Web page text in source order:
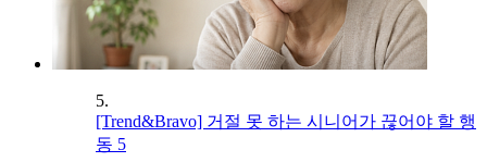
5.
[Trend&Bravo] 거절 못 하는 시니어가 끊어야 할 행
동 5